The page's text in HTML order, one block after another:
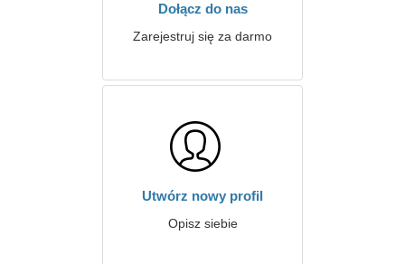
Dołącz do nas
Zarejestruj się za darmo
Utwórz nowy profil
Opisz siebie